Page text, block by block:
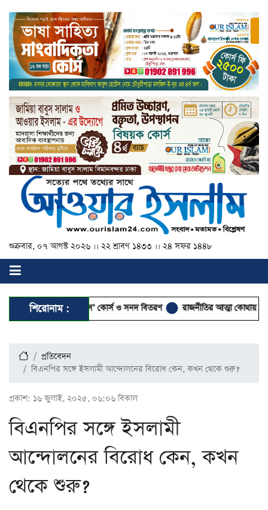
শুক্রবার, ০৭ আগস্ট ২০২৬ ।। ২২ শ্রাবণ ১৪৩৩ ।। ২৪ সফর ১৪৪৮
শিরোনাম :
‘তাহকীকুন নুসূস’ কোর্স ও সনদ বিতরণ রাজনীতির আত্মা কোথায় হারাল?
প্রতিবেদন
বিএনপির সঙ্গে ইসলামী আন্দোলনের বিরোধ কেন, কখন থেকে শুরু?
প্রকাশ: ১৬ জুলাই, ২০২৫, ০৬:০৬ বিকাল
বিএনপির সঙ্গে ইসলামী
আন্দোলনের বিরোধ কেন, কখন
থেকে শুরু?